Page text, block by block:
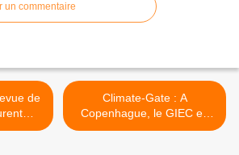
un commentaire
Climate-Gate : A
Copenhague, le GIEC en
appelle aux portes-flingues